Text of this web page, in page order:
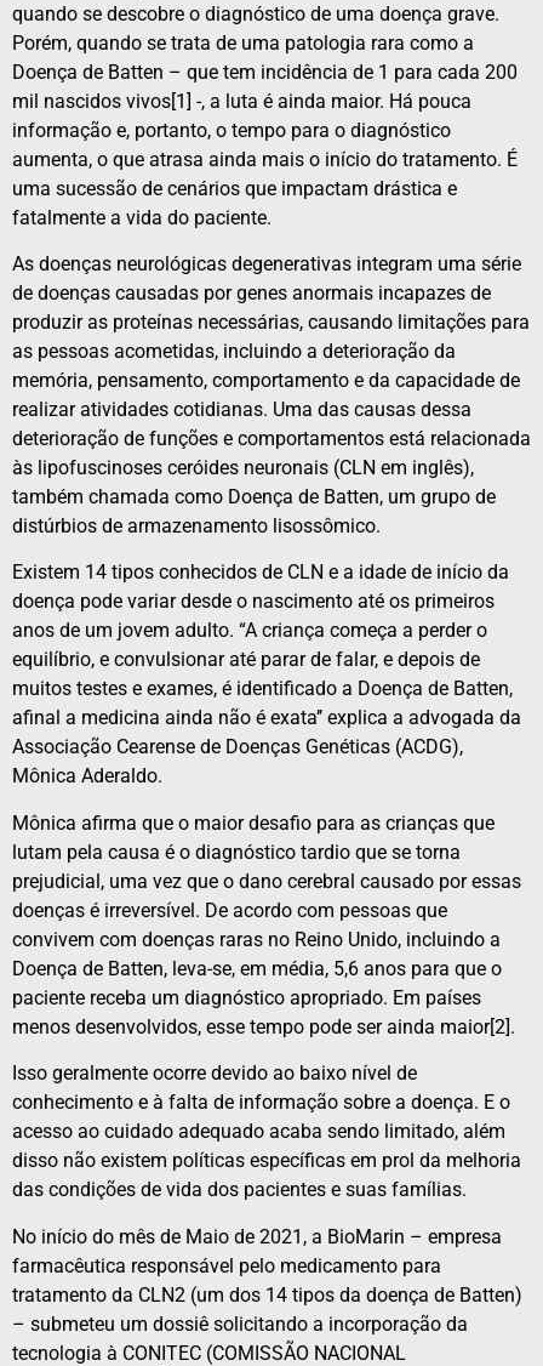
quando se descobre o diagnóstico de uma doença grave.
Porém, quando se trata de uma patologia rara como a
Doença de Batten – que tem incidência de 1 para cada 200
mil nascidos vivos[1] -, a luta é ainda maior. Há pouca
informação e, portanto, o tempo para o diagnóstico
aumenta, o que atrasa ainda mais o início do tratamento. É
uma sucessão de cenários que impactam drástica e
fatalmente a vida do paciente.
As doenças neurológicas degenerativas integram uma série
de doenças causadas por genes anormais incapazes de
produzir as proteínas necessárias, causando limitações para
as pessoas acometidas, incluindo a deterioração da
memória, pensamento, comportamento e da capacidade de
realizar atividades cotidianas. Uma das causas dessa
deterioração de funções e comportamentos está relacionada
às lipofuscinoses ceróides neuronais (CLN em inglês),
também chamada como Doença de Batten, um grupo de
distúrbios de armazenamento lisossômico.
Existem 14 tipos conhecidos de CLN e a idade de início da
doença pode variar desde o nascimento até os primeiros
anos de um jovem adulto. “A criança começa a perder o
equilíbrio, e convulsionar até parar de falar, e depois de
muitos testes e exames, é identificado a Doença de Batten,
afinal a medicina ainda não é exata’’ explica a advogada da
Associação Cearense de Doenças Genéticas (ACDG),
Mônica Aderaldo.
Mônica afirma que o maior desafio para as crianças que
lutam pela causa é o diagnóstico tardio que se torna
prejudicial, uma vez que o dano cerebral causado por essas
doenças é irreversível. De acordo com pessoas que
convivem com doenças raras no Reino Unido, incluindo a
Doença de Batten, leva-se, em média, 5,6 anos para que o
paciente receba um diagnóstico apropriado. Em países
menos desenvolvidos, esse tempo pode ser ainda maior[2].
Isso geralmente ocorre devido ao baixo nível de
conhecimento e à falta de informação sobre a doença. E o
acesso ao cuidado adequado acaba sendo limitado, além
disso não existem políticas específicas em prol da melhoria
das condições de vida dos pacientes e suas famílias.
No início do mês de Maio de 2021, a BioMarin – empresa
farmacêutica responsável pelo medicamento para
tratamento da CLN2 (um dos 14 tipos da doença de Batten)
– submeteu um dossiê solicitando a incorporação da
tecnologia à CONITEC (COMISSÃO NACIONAL